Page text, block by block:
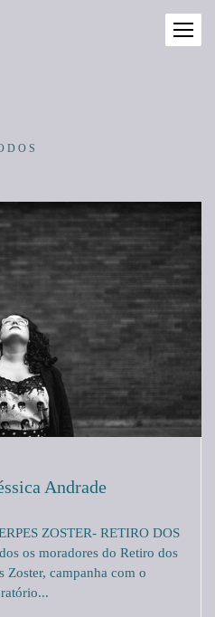
Andrade
ZOSTER- RETIRO DOS
os moradores do Retiro dos
Zoster, campanha com o